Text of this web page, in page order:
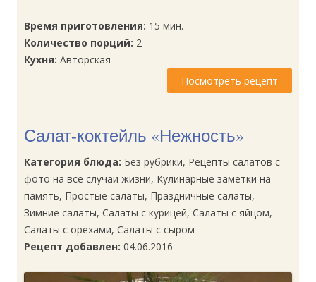
Время приготовления: 15 мин.
Количество порций: 2
Кухня: Авторская
Посмотреть рецепт
Салат-коктейль «Нежность»
Категория блюда: Без рубрики, Рецепты салатов с
фото на все случаи жизни, Кулинарные заметки на
память, Простые салаты, Праздничные салаты,
Зимние салаты, Салаты с курицей, Салаты с яйцом,
Салаты с орехами, Салаты с сыром
Рецепт добавлен: 04.06.2016